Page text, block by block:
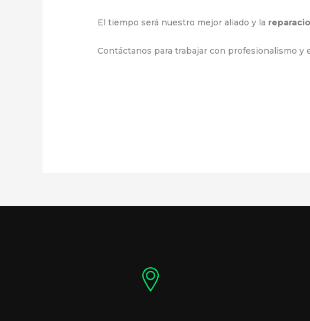
El tiempo será nuestro mejor aliado y la
Contáctanos para trabajar con profesionalismo y